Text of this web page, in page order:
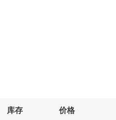
库存 价格